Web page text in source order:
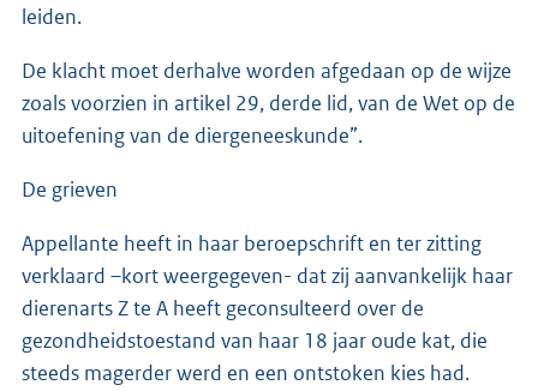
leiden.
De klacht moet derhalve worden afgedaan op de wijze
zoals voorzien in artikel 29, derde lid, van de Wet op de
uitoefening van de diergeneeskunde”.
De grieven
Appellante heeft in haar beroepschrift en ter zitting
verklaard –kort weergegeven- dat zij aanvankelijk haar
dierenarts Z te A heeft geconsulteerd over de
gezondheidstoestand van haar 18 jaar oude kat, die
steeds magerder werd en een ontstoken kies had.